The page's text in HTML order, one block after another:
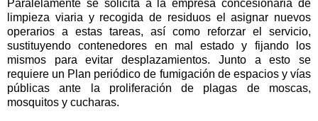
Paralelamente se solicita a la empresa concesionaria de
limpieza viaria y recogida de residuos el asignar nuevos
operarios a estas tareas, así como reforzar el servicio,
sustituyendo contenedores en mal estado y fijando los
mismos para evitar desplazamientos. Junto a esto se
requiere un Plan periódico de fumigación de espacios y vías
públicas ante la proliferación de plagas de moscas,
mosquitos y cucharas.